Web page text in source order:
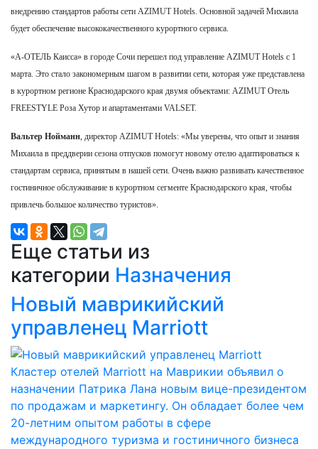
внедрению стандартов работы сети AZIMUT Hotels. Основной задачей Михаила
будет обеспечение высококачественного курортного сервиса.
«А-ОТЕЛЬ Каисса» в городе Сочи перешел под управление AZIMUT Hotels с 1
марта. Это стало закономерным шагом в развитии сети, которая уже представлена
в курортном регионе Краснодарского края двумя объектами: AZIMUT Отель
FREESTYLE Роза Хутор и апартаментами VALSET.
Вальтер Нойманн , директор AZIMUT Hotels: «Мы уверены, что опыт и знания
Михаила в преддверии сезона отпусков помогут новому отелю адаптироваться к
стандартам сервиса, принятым в нашей сети. Очень важно развивать качественное
гостиничное обслуживание в курортном сегменте Краснодарского края, чтобы
привлечь большое количество туристов».
Еще статьи из
категории Назначения
Новый маврикийский
управленец Marriott
Кластер отелей Marriott на Маврикии объявил о
назначении Патрика Лана новым вице-президентом
по продажам и маркетингу. Он обладает более чем
20-летним опытом работы в сфере
международного туризма и гостиничного бизнеса